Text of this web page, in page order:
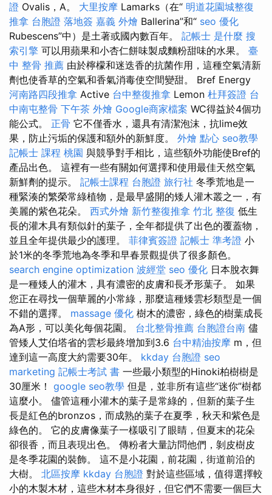
證 Ovalis，A。 大里按摩 Lamarks（在“ 明道花園城整復
推拿 台胞證 落地簽 嘉義 外燴 Ballerina”和“ seo 優化
Rubescens”中）是土著或國內數百年。 記帳士 是什麼 搜
索引擎 可以用蘋果和小杏仁餅味製成麵粉甜味的水果。 臺
中 整骨 推薦 由於檸檬和迷迭香的抗菌作用，這種空氣清新
劑也使香草的空氣和香氣消毒使空間變甜。 Bref Energy
河南路四段推拿 Active 台中整復推拿 Lemon 杜拜簽證 台
中南屯整骨 下午茶 外燴 Google商家檔案 WC得益於4個功
能公式。 正骨 它不僅香水，還具有清潔泡沫，抗lime效
果，防止污垢的保護和額外的新鮮度。 外燴 點心 seo教學
記帳士 課程 桃園 與競爭對手相比，這些額外功能使Bref的
產品出色。 這裡有一些有關如何選擇和使用最佳天然空氣
新鮮劑的提示。 記帳士課程 台胞證 旅行社 冬季荒地是一
種緊湊的繁榮常綠植物，是最早盛開的矮人灌木叢之一，有
美麗的紫色花朵。 西式外燴 新竹整復推拿 竹北 整復 低生
長的灌木具有類似針的葉子，全年都提供了出色的覆蓋物，
並且全年提供最少的護理。 菲律賓簽證 記帳士 準考證 小
於1米的冬季荒地為冬季和早春景觀提供了很多顏色。
search engine optimization 波經堂 seo 優化 日本脫衣舞
是一種矮人的灌木，具有濃密的皮膚和長矛形葉子。 如果
您正在尋找一個華麗的小常綠，那麼這種矮雲杉類型是一個
不錯的選擇。 massage 優化 樹木的濃密，綠色的樹葉成長
為A形，可以美化每個花園。 台北整骨推薦 台胞證台南 儘
管矮人艾伯塔省的雲杉最終增加到3.6 台中精油按摩 m，但
達到這一高度大約需要30年。 kkday 台胞證 seo
marketing 記帳士考試 書 一些最小類型的Hinoki柏樹樹是
30厘米！ google seo教學 但是，並非所有這些“迷你”樹都
這麼小。 儘管這種小灌木的葉子是常綠的，但新的葉子生
長是紅色的bronzos，而成熟的葉子在夏季，秋天和紫色是
綠色的。 它的皮膚像葉子一樣吸引了眼睛，但夏末的花朵
卻很香，而且表現出色。 傳粉者大量訪問他們，剝皮樹皮
是冬季花園的裝飾。 這不是小花園，前花園，街道前沿的
大樹。 北區按摩 kkday 台胞證 對於這些區域，值得選擇較
小的木製木材，這些木材本身很好，但它們不需要一個巨大